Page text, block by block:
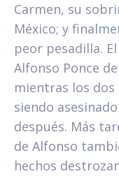
Carmen, su
México; y
peor pesadilla.
Alfonso Ponce
mientras los dos
siendo
después. Más
de Alfonso
hechos